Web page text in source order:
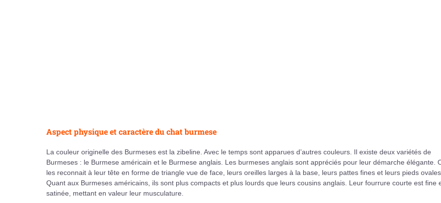
Aspect physique et caractère du chat burmese
La couleur originelle des Burmeses est la zibeline. Avec le temps sont apparues d’autres couleurs. Il existe deux variétés de
Burmeses : le Burmese américain et le Burmese anglais. Les burmeses anglais sont appréciés pour leur démarche élégante.
les reconnait à leur tête en forme de triangle vue de face, leurs oreilles larges à la base, leurs pattes fines et leurs pieds ovales.
Quant aux Burmeses américains, ils sont plus compacts et plus lourds que leurs cousins anglais. Leur fourrure courte est fine
satinée, mettant en valeur leur musculature.